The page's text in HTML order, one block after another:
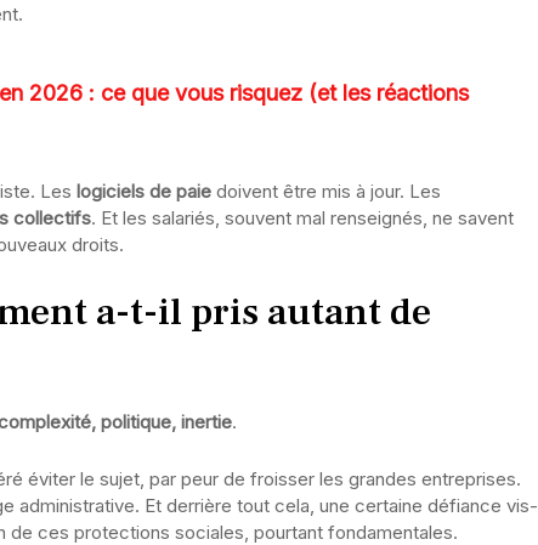
2026 : ce que vous risquez (et les réactions
Les logiciels de paie doivent être mis à jour. Les
collectifs. Et les salariés, souvent mal renseignés, ne savent
droits.
a-t-il pris autant de
politique, inertie.
éviter le sujet, par peur de froisser les grandes entreprises.
administrative. Et derrière tout cela, une certaine défiance vis-
de ces protections sociales, pourtant fondamentales.